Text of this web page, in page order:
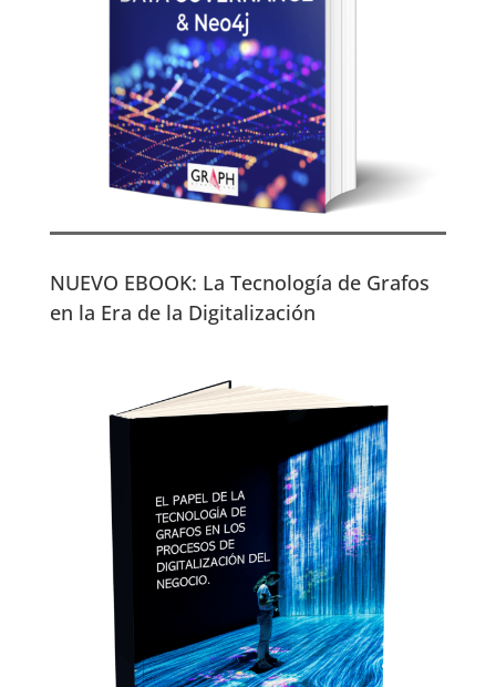
NUEVO EBOOK: La Tecnología de Grafos
en la Era de la Digitalización